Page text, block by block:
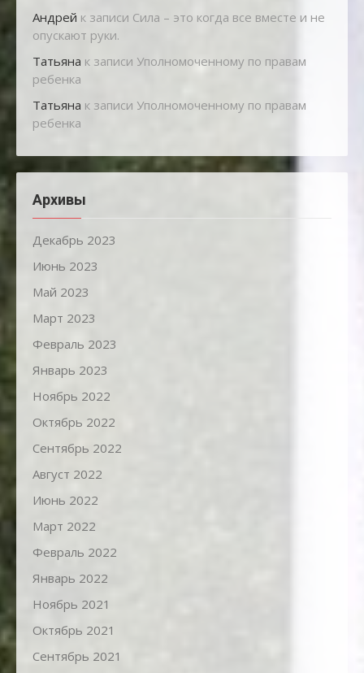
Андрей к записи Сила – это когда все вместе и не
опускают руки.
Татьяна к записи Уполномоченному по правам
ребенка
Татьяна к записи Уполномоченному по правам
ребенка
Архивы
Декабрь 2023
Июнь 2023
Май 2023
Март 2023
Февраль 2023
Январь 2023
Ноябрь 2022
Октябрь 2022
Сентябрь 2022
Август 2022
Июнь 2022
Март 2022
Февраль 2022
Январь 2022
Ноябрь 2021
Октябрь 2021
Сентябрь 2021